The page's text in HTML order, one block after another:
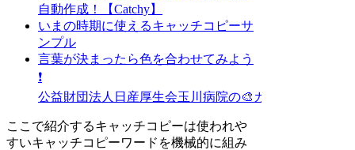
自動作成！【Catchy】
いまの時期に使えるキャッチコピーサ
ンプル
言葉が決まったら色を合わせてみよう
❗
公益財団法人日産厚生会玉川病院の🎨カラーイメージ
ここで紹介するキャッチコピーは使われや
すいキャッチコピーワードを機械的に組み